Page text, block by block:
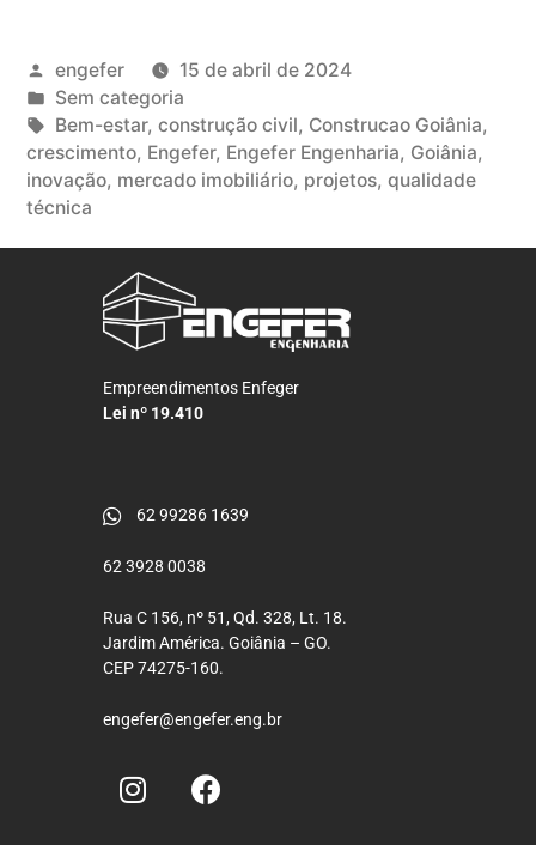
engefer
15 de abril de 2024
Sem categoria
Bem-estar, construção civil, Construcao Goiânia,
crescimento, Engefer, Engefer Engenharia, Goiânia,
inovação, mercado imobiliário, projetos, qualidade
técnica
Empreendimentos Enfeger
Lei nº 19.410
62 99286 1639
62 3928 0038
Rua C 156, nº 51, Qd. 328, Lt. 18.
Jardim América. Goiânia – GO.
CEP 74275-160.
engefer@engefer.eng.br